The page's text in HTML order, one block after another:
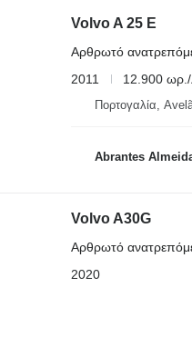
Volvo A 25 E
Αρθρωτό
2011
12.900 ωρ./
Πορτογαλία,
Abrantes
Volvo A30G
Αρθρωτό
2020